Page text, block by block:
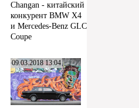
Changan - китайский
конкурент BMW X4
и Mercedes-Benz GLC
Coupe
09.03.2018 13:04